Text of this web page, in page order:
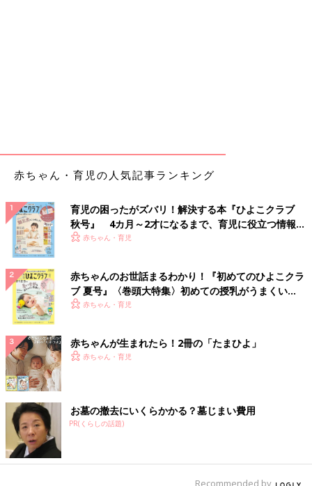
赤ちゃん・育児の人気記事ランキング
育児の困ったがズバリ！解決する本『ひよこクラブ
秋号』 4カ月～2才になるまで、育児に役立つ情報が
いっぱい！
赤ちゃん・育児
赤ちゃんのお世話まるわかり！『初めてのひよこクラ
ブ 夏号』〈巻頭大特集〉初めての授乳がうまくい
く！ おっぱい・ミルクの基本と夏のトラブル 解決テ
赤ちゃん・育児
赤ちゃんが生まれたら！2冊の「たまひよ」
赤ちゃん・育児
お墓の撤去にいくらかかる？墓じまい費用
PR(くらしの話題)